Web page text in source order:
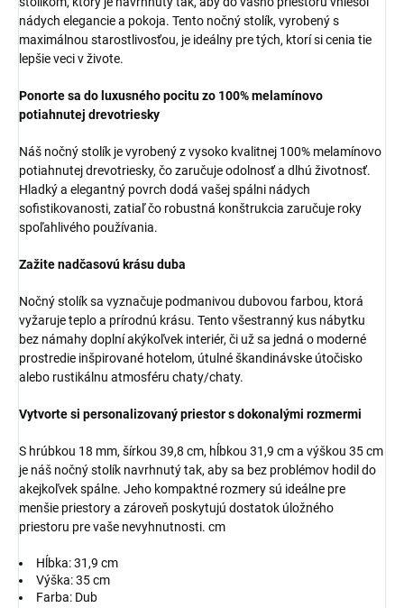
nádych elegancie a pokoja. Tento nočný stolík, vyrobený s
maximálnou starostlivosťou, je ideálny pre tých, ktorí si cenia tie
lepšie veci v živote.
Ponorte sa do luxusného pocitu zo 100% melamínovo
potiahnutej drevotriesky
Náš nočný stolík je vyrobený z vysoko kvalitnej 100% melamínovo
potiahnutej drevotriesky, čo zaručuje odolnosť a dlhú životnosť.
Hladký a elegantný povrch dodá vašej spálni nádych
sofistikovanosti, zatiaľ čo robustná konštrukcia zaručuje roky
spoľahlivého používania.
Zažite nadčasovú krásu duba
Nočný stolík sa vyznačuje podmanivou dubovou farbou, ktorá
vyžaruje teplo a prírodnú krásu. Tento všestranný kus nábytku
bez námahy doplní akýkoľvek interiér, či už sa jedná o moderné
prostredie inšpirované hotelom, útulné škandinávske útočisko
alebo rustikálnu atmosféru chaty/chaty.
Vytvorte si personalizovaný priestor s dokonalými rozmermi
S hrúbkou 18 mm, šírkou 39,8 cm, hĺbkou 31,9 cm a výškou 35 cm
je náš nočný stolík navrhnutý tak, aby sa bez problémov hodil do
akejkoľvek spálne. Jeho kompaktné rozmery sú ideálne pre
menšie priestory a zároveň poskytujú dostatok úložného
priestoru pre vaše nevyhnutnosti. cm
Hĺbka: 31,9 cm
Výška: 35 cm
Farba: Dub